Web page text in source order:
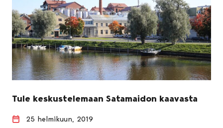
Tule keskustelemaan Satamaidon kaavasta
25 helmikuun, 2019